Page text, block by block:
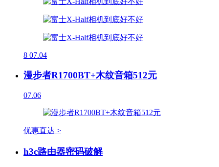
8 07.04
漫步者R1700BT+木纹音箱512元
07.06
优惠直达 >
h3c路由器密码破解